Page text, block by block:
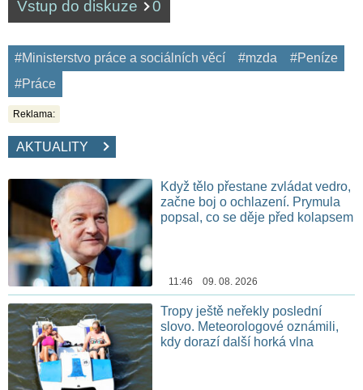
Vstup do diskuze 0
#Ministerstvo práce a sociálních věcí #mzda
#Peníze
#Práce
Reklama:
AKTUALITY
Když tělo přestane zvládat vedro,
začne boj o ochlazení. Prymula
popsal, co se děje před kolapsem
11:46 09. 08. 2026
Tropy ještě neřekly poslední
slovo. Meteorologové oznámili,
kdy dorazí další horká vlna